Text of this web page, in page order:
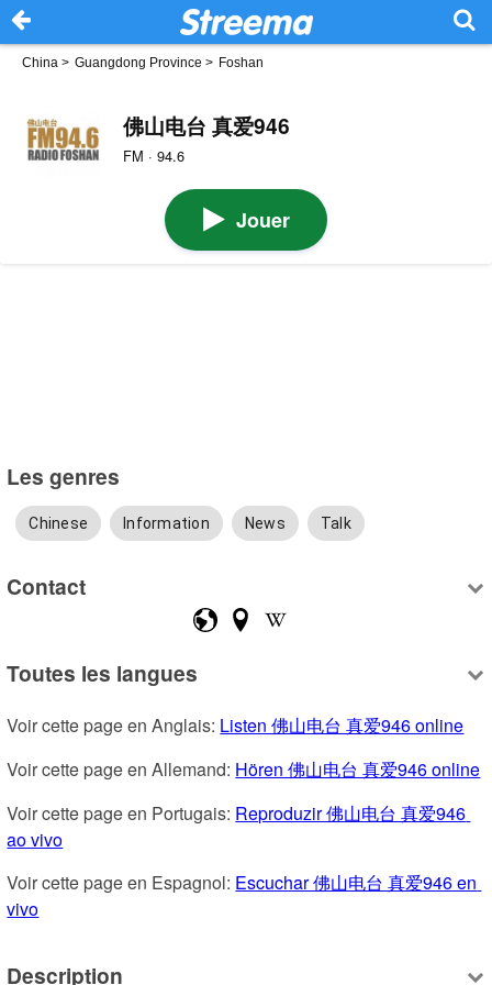
China > Guangdong Province > Foshan
佛山电台 真爱946
FM · 94.6
Jouer
Les genres
Chinese Information News Talk
Contact
Toutes les langues
Voir cette page en Anglais: Listen 佛山电台 真爱946 online
Voir cette page en Allemand: Hören 佛山电台 真爱946 online
Voir cette page en Portugais: Reproduzir 佛山电台 真爱946
ao vivo
Voir cette page en Espagnol: Escuchar 佛山电台 真爱946 en
vivo
Description